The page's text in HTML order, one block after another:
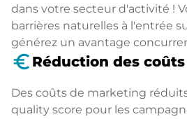
dans votre secteur d'activité !
barrières naturelles à l'entrée
générez un avantage
euro_symbol Réduction des
Des coûts de marketing
quality score pour les